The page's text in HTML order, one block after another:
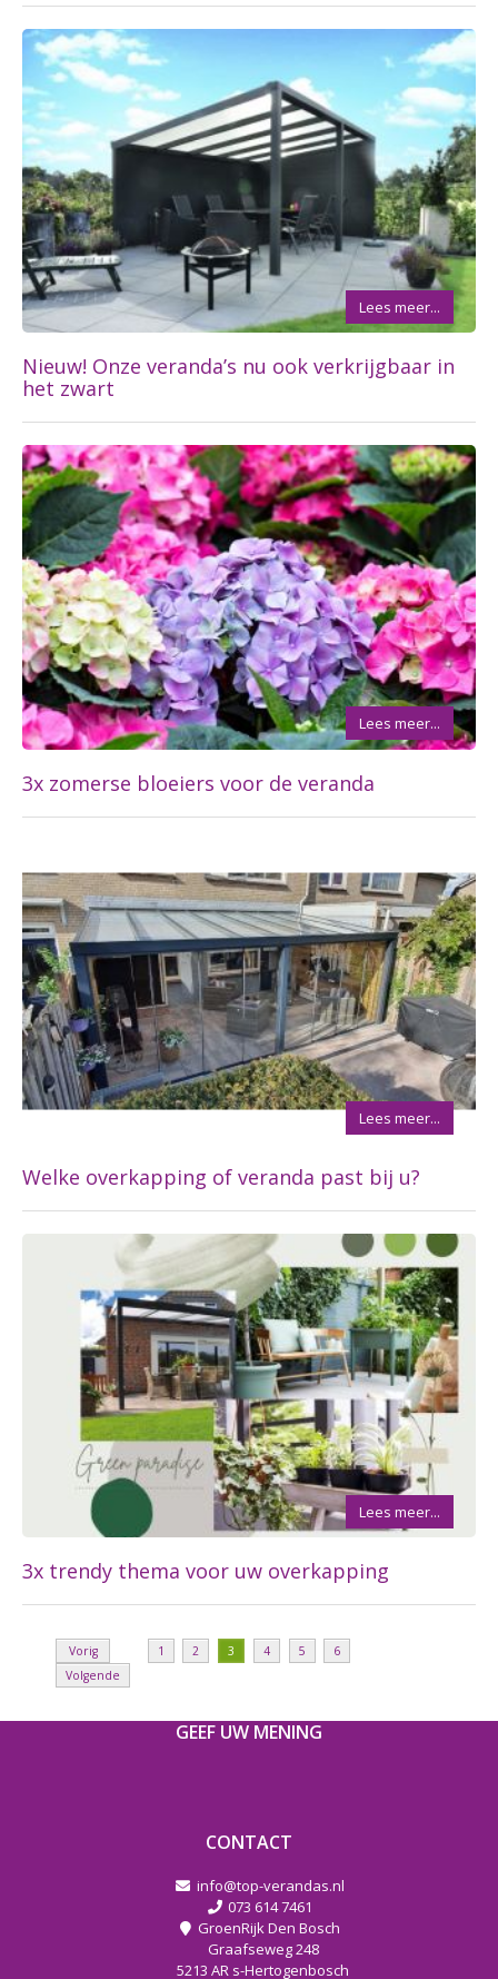
Nieuw! Onze veranda’s nu ook verkrijgbaar in
het zwart
Lees meer...
3x zomerse bloeiers voor de veranda
Lees meer...
Welke overkapping of veranda past bij u?
Lees meer...
3x trendy thema voor uw overkapping
Lees meer...
Vorig
e
1 2 3 4 5
6
Volgende
GEEF UW MENING
CONTACT
info@top-verandas.nl
073 614 7461
GroenRijk Den Bosch
Graafseweg 248
5213 AR s-Hertogenbosch